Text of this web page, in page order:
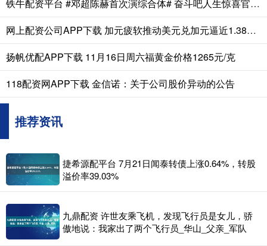
铁牛配资平台 #邓超陈赫首次演综合体# 奋斗吧人生惊喜官宣！邓超陈赫首次演综合体当
网上配资公司APP下载 加元疲软推动美元兑加元逼近1.3800关口，加拿大零售销售意外下滑0.2%
扬帆优配APP下载 11月16日周六福黄金价格1265元/克
118配资网APP下载 金信诺：关于公司股价异动的公告
推荐资讯
捷希源配平台 7月21日闻泰转债上涨0.64%，转股
溢价率39.03%
九鼎配资 许世友乘飞机，发现飞行员是女儿，骄
傲地说：我家出了两个飞行员_华山_父亲_军队